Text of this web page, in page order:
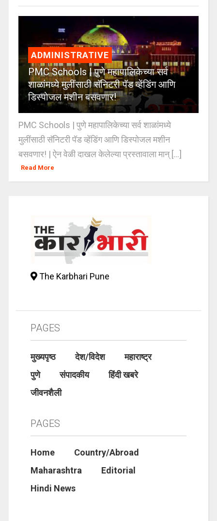
ADMINISTRATIVE
PMC Schools | पुणे महापालिकेच्या सर्व
शाळांमध्ये मुलींसाठी सॅनिटरी पॅड व्हेंडिंग आणि
डिस्पोजल मशीन बसवणार!
PMC Schools | पुणे महापालिकेच्या सर्व शाळांमध्ये
मुलींसाठी सॅनिटरी पॅड व्हेंडिंग आणि डिस्पोजल मशीन
बसवणार! | ऐन वेळी दाखल केलेल्या प्रस्तावाला मान् [...]
Read More
The Karbhari Pune
PAGES
मुख्यपृष्ठ देश/विदेश
महाराष्ट्र
पुणे
संपादकीय
हिंदी खबरे
जीवनशैली
PAGES
Home
Country/Abroad
Maharashtra
Editorial
Hindi News